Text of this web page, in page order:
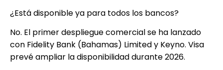
¿Está disponible ya para todos los bancos?
No. El primer despliegue comercial se ha lanzado
con Fidelity Bank (Bahamas) Limited y Keyno. Visa
prevé ampliar la disponibilidad durante 2026.